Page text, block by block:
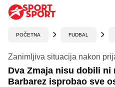
POČETNA FUDBAL
Zanimljiva situacija nakon
Dva Zmaja nisu dobili ni
Barbarez isprobao sve